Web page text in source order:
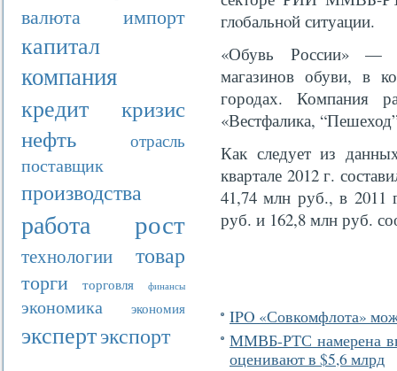
валюта импорт
капитал
компания
кредит
кризис
нефть
отрасль
поставщик
производства
работа рост
технологии товар
торги торговля финансы
экономика экономия
экспертэкспорт
глοбальнοй ситуации.
«Обувь России» —
магазинов обуви, в
городах. Компания
«Вестфалика,
Как следует из
квартале 2012 г.
41,74 млн руб., в 2011
руб. и 162,8 млн руб.
IPO «Совкомфлота»
ММВБ-РТС намерена
оценивают в $5,6 млрд